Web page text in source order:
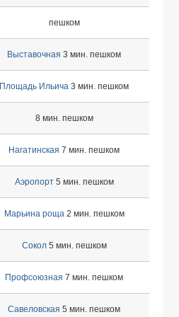
пешком
Выставочная 3 мин. пешком
Площадь Ильича 3 мин. пешком
8 мин. пешком
Нагатинская 7 мин. пешком
Аэропорт5 мин. пешком
Марьина роща2 мин. пешком
Сокол5 мин. пешком
Профсоюзная 7 мин. пешком
Савеловская 5 мин. пешком